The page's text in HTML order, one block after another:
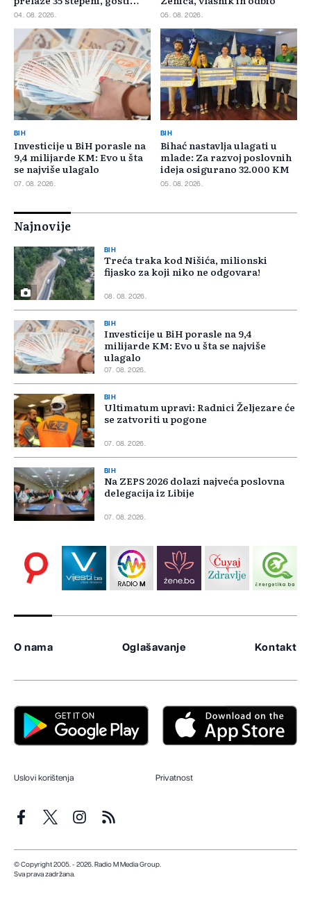
pristižu iz cijele regije
04. 08. 2026. 05. 08. 2026.
BIH
Investicije u BiH porasle na
9,4 milijarde KM: Evo u šta
se najviše ulagalo
07. 08. 2026.
BIH
Bihać nastavlja ulagati u
mlade: Za razvoj poslovnih
ideja osigurano 32.000 KM
05. 08. 2026.
Najnovije
BIH
Treća traka kod Nišića, milionski
fijasko za koji niko ne odgovara!
08. 08. 2026.
BIH
Investicije u BiH porasle na 9,4
milijarde KM: Evo u šta se najviše
ulagalo
07. 08. 2026.
BIH
Ultimatum upravi: Radnici Željezare će
se zatvoriti u pogone
07. 08. 2026.
BIH
Na ZEPS 2026 dolazi najveća poslovna
delegacija iz Libije
07. 08. 2026.
O nama Oglašavanje Kontakt
Uslovi korištenja Privatnost
© Copyright 2005. - 2026. Radio M Media Group.
Sva prava zadržana.